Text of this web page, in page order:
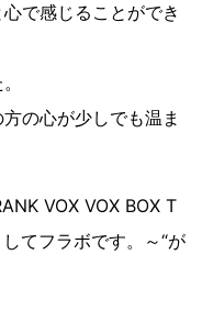
で感じることができ
の心が少しでも温ま
VOX VOX BOX T
てフラボです。～“が